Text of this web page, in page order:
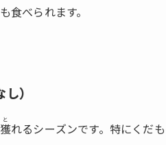
食べられます。
）
獲
と
れるシーズンです。特にくだ